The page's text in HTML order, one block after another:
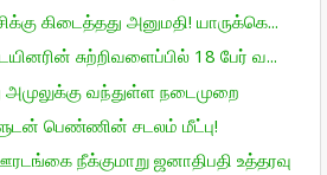
கிடைத்தது அனுமதி! யாருக்கெ...
சுற்றிவளைப்பில் 18 பேர் வ...
அமுலுக்கு வந்துள்ள நடைமுறை
பெண்ணின் சடலம் மீட்பு!
நீக்குமாறு ஜனாதிபதி உத்தரவு